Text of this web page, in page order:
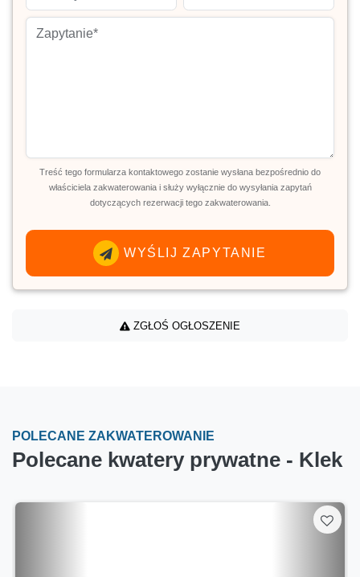
Treść tego formularza kontaktowego zostanie wysłana bezpośrednio do
właściciela zakwaterowania i służy wyłącznie do wysyłania zapytań
dotyczących rezerwacji tego zakwaterowania.
WYŚLIJ ZAPYTANIE
ZGŁOŚ OGŁOSZENIE
POLECANE ZAKWATEROWANIE
Polecane kwatery prywatne - Klek